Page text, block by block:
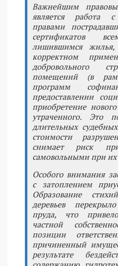
Важнейшим
является работа
правами
сертификатов
лишившимся жилья,
корректном
добровольного
помещений (в
программ
предоставлении
приобретение
утраченного. Это
длительных
стоимости
снимает риск
самовольными при их
Особого внимания
с затоплением
Образование
деревьев
пруда, что
частной
позиции
причиненный
результате